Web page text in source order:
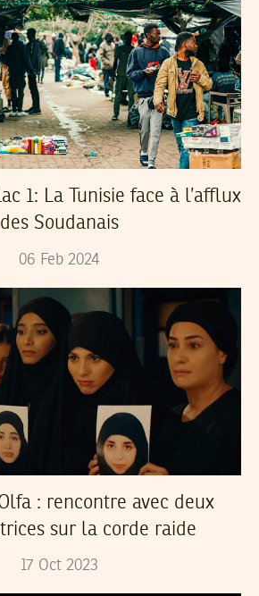
1: La Tunisie face à l’afflux
des Soudanais
06 Feb 2024
: rencontre avec deux
sur la corde raide
17 Oct 2023